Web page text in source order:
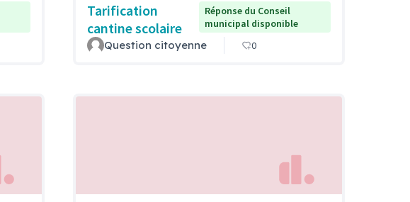
Tarification
cantine scolaire
Réponse du Conseil
municipal disponible
Question citoyenne 0